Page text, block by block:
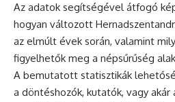
Az adatok segítségével átfogó
hogyan változott
az elmúlt évek során, valamint
figyelhetők meg a népsűrűség
A bemutatott statisztikák
a döntéshozók, kutatók, vagy akár